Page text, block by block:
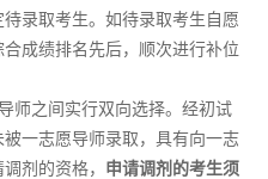
录取考生。如待录取考生自愿
成绩排名先后，顺次进行补位
师之间实行双向选择。经初试
一志愿导师录取，具有向一志
剂的资格， 申请调剂的考生须